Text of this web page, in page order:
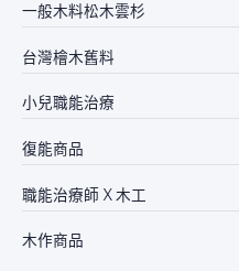
一般木料松木雲杉
台灣檜木舊料
小兒職能治療
復能商品
職能治療師 X 木工
木作商品